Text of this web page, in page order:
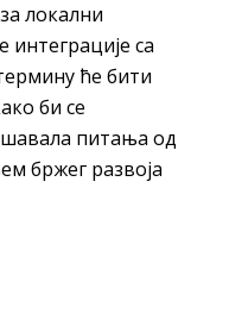
локални
интеграције са
ће бити
би се
питања од
бржег развоја